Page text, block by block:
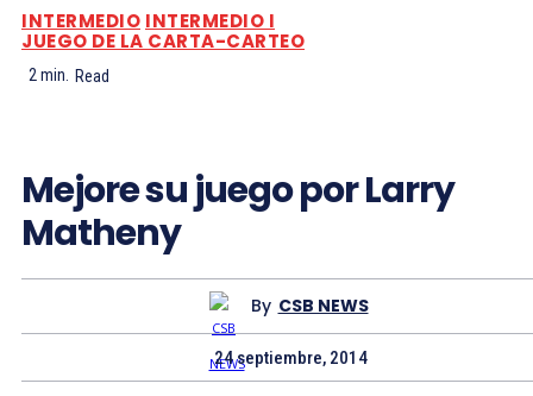
INTERMEDIO INTERMEDIO I
JUEGO DE LA CARTA-CARTEO
2min. Read
Mejore su juego por Larry
Matheny
By CSB NEWS
24 septiembre, 2014